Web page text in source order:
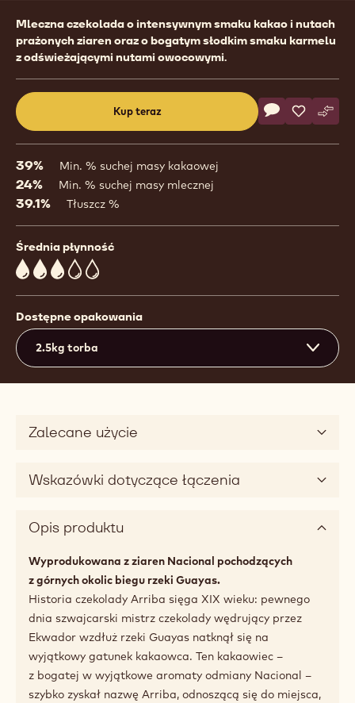
Product
information
Mleczna czekolada o intensywnym smaku kakao i nutach
prażonych ziaren oraz o bogatym słodkim smaku karmelu
z odświeżającymi nutami owocowymi.
Kup teraz
a
window)
Actions
Napisz
- Ecuador
Zapisz
- Ecuador
-
39% Min. % suchej masy kakaowej
24% Min. % suchej masy mlecznej
39.1% Tłuszcz %
Średnia płynność
3
Dostępne opakowania
2.5kg torba
Zalecane użycie
Wskazówki dotyczące łączenia
Opis produktu
Wyprodukowana z ziaren Nacional pochodzących
z górnych okolic biegu rzeki Guayas.
Historia czekolady Arriba sięga XIX wieku: pewnego
dnia szwajcarski mistrz czekolady wędrujący przez
Ekwador wzdłuż rzeki Guayas natknął się na
wyjątkowy gatunek kakaowca. Ten kakaowiec –
z bogatej w wyjątkowe aromaty odmiany Nacional –
szybko zyskał nazwę Arriba, odnoszącą się do miejsca,